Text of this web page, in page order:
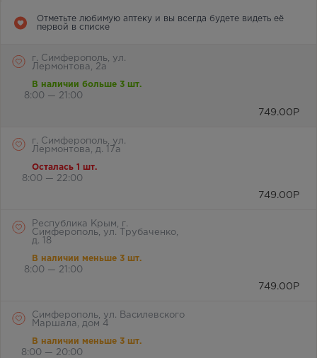
Отметьте любимую аптеку и вы всегда будете видеть её
первой в списке
г. Симферополь, ул.
Лермонтова, 2а
В наличии больше 3 шт.
8:00 — 21:00
749.00 Р
г. Симферополь, ул.
Лермонтова, д. 17а
Осталась 1 шт.
8:00 — 22:00
749.00 Р
Республика Крым, г.
Симферополь, ул. Трубаченко,
д. 18
В наличии меньше 3 шт.
8:00 — 21:00
749.00 Р
Симферополь, ул. Василевского
Маршала, дом 4
В наличии меньше 3 шт.
8:00 — 20:00